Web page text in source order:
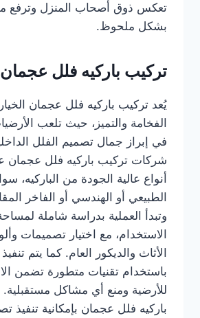
تعكس ذوق أصحاب المنزل وترفع
بشكل ملحوظ.
تركيب باركيه فلل عجمان
يُعد تركيب باركيه فلل عجمان
الفخامة والتميز، حيث تلعب
في إبراز جمال تصميم الفلل
شركات تركيب باركيه فلل عجمان
أنواع عالية الجودة من الباركيه،
الطبيعي أو الهندسي أو الفاخر
وتبدأ العملية بدراسة شاملة
الاستخدام، مع اختيار تصميمات
الأثاث والديكور العام. كما يتم
باستخدام تقنيات متطورة تضمن
للأرضية ومنع أي مشاكل مستقبلية.
باركيه فلل عجمان بإمكانية تنفيذ